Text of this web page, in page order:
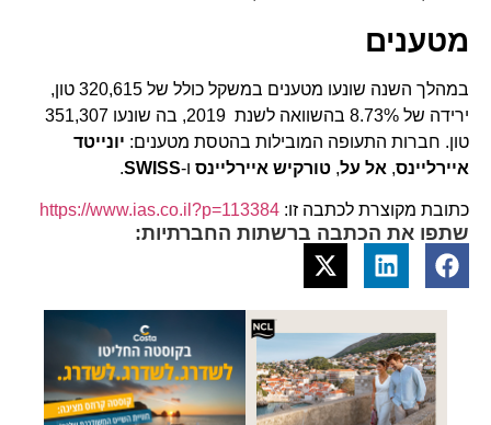
מטענים
במהלך השנה שונעו מטענים במשקל כולל של 320,615 טון,
ירידה של 8.73% בהשוואה לשנת 2019, בה שונעו 351,307
טון. חברות התעופה המובילות בהטסת מטענים:יונייטד
איירליינס,אל על ,טורקיש איירליינסו-SWISS
.
כתובת מקוצרת לכתבה זו: https://www.ias.co.il?p=113384
שתפו את הכתבה ברשתות החברתיות: